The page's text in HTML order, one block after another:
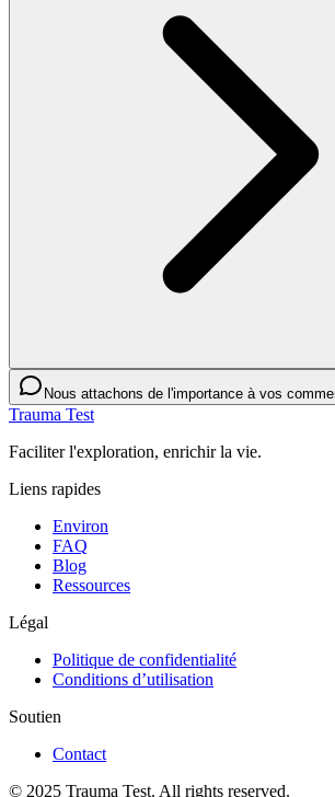
Nous attachons de l'importance à vos
Trauma Test
Faciliter l'exploration, enrichir la vie.
Liens rapides
Environ
FAQ
Blog
Ressources
Légal
Politique de confidentialité
Conditions d’utilisation
Soutien
Contact
© 2025 Trauma Test. All rights reserved.